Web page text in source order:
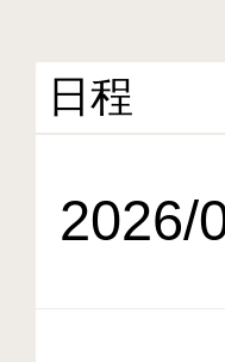
日程
2026/